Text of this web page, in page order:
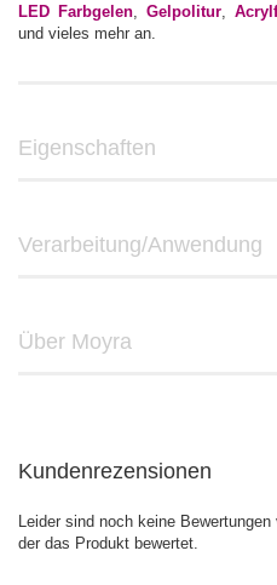
LED Farbgelen, Gelpolitur,
und vieles mehr an.
Eigenschaften
Verarbeitung/Anwendung
Über Moyra
Kundenrezensionen
Leider sind noch keine
der das Produkt bewertet.